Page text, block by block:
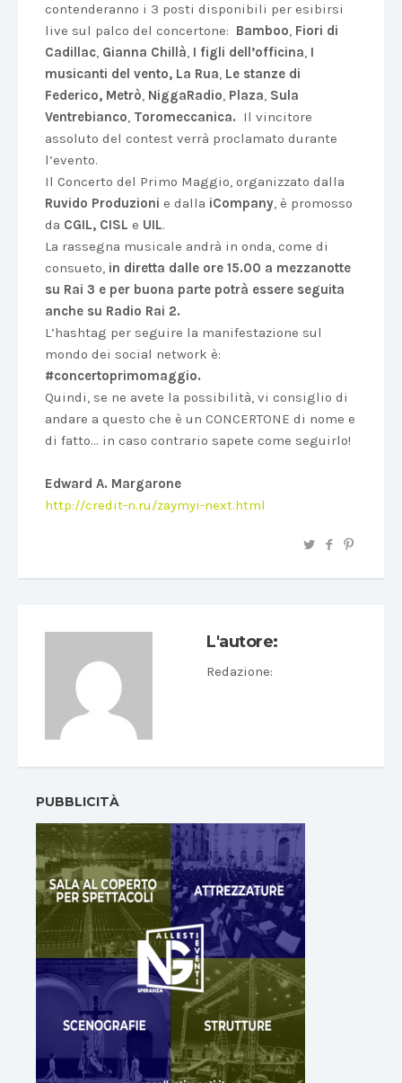
contenderanno i 3 posti disponibili per esibirsi
live sul palco del concertone: Bamboo, Fiori di
Cadillac, Gianna Chillà, I figli dell’officina, I
musicanti del vento, La Rua, Le stanze di
Federico, Metrò, NiggaRadio, Plaza, Sula
Ventrebianco, Toromeccanica. Il vincitore
assoluto del contest verrà proclamato durante
l’evento.
Il Concerto del Primo Maggio, organizzato dalla
Ruvido Produzioni e dalla iCompany, è promosso
da CGIL, CISL e UIL.
La rassegna musicale andrà in onda, come di
consueto, in diretta dalle ore 15.00 a mezzanotte
su Rai 3 e per buona parte potrà essere seguita
anche su Radio Rai 2.
L’hashtag per seguire la manifestazione sul
mondo dei social network è:
#concertoprimomaggio.
Quindi, se ne avete la possibilità, vi consiglio di
andare a questo che è un CONCERTONE di nome e
di fatto… in caso contrario sapete come seguirlo!
Edward A. Margarone
http://credit-n.ru/zaymyi-next.html
L'autore:
Redazione:
PUBBLICITÀ